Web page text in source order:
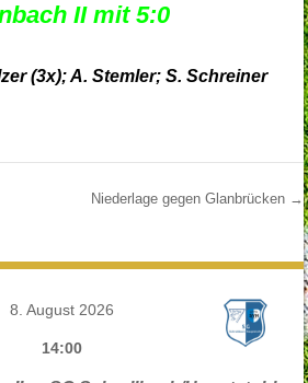
II mit 5:0
(3x); A. Stemler; S. Schreiner
Niederlage gegen Glanbrücken →
8. August 2026
14:00